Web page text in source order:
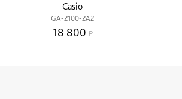
Casio
GA-2100-2A2
18 800